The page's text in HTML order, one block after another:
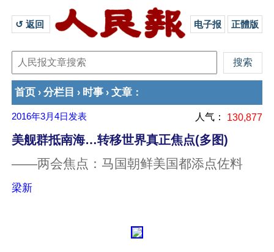
↺ 返回 电子报 正體版
首页 › 分栏目 › 时事 › 文章 ：
2016年3月4日 发表 人气： 130,877
美舰群抵南海…转移世界真正焦点(多图)
——两会焦点：马国朝鲜美国都添点佐料
梁新